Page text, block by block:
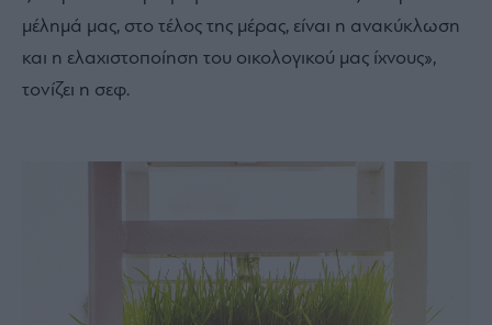
μέλημά μας, στο τέλος της μέρας, είναι η ανακύκλωση
και η ελαχιστοποίηση του οικολογικού μας ίχνους»,
τονίζει η σεφ.